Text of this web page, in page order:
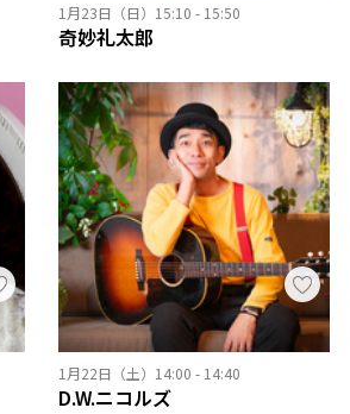
1月23日（日）15:10 - 15:50
奇妙礼太郎
1月22日（土）14:00 - 14:40
D.W.ニコルズ